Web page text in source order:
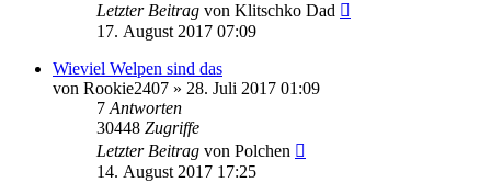
Letzter Beitrag von Klitschko Dad
17. August 2017 07:09
Wieviel Welpen sind das
von Rookie2407 » 28. Juli 2017 01:09
7 Antworten
30448 Zugriffe
Letzter Beitrag von Polchen
14. August 2017 17:25